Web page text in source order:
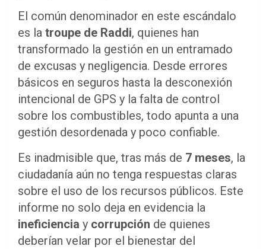
El común denominador en este escándalo
es la troupe de Raddi, quienes han
transformado la gestión en un entramado
de excusas y negligencia. Desde errores
básicos en seguros hasta la desconexión
intencional de GPS y la falta de control
sobre los combustibles, todo apunta a una
gestión desordenada y poco confiable.
Es inadmisible que, tras más de 7 meses, la
ciudadanía aún no tenga respuestas claras
sobre el uso de los recursos públicos. Este
informe no solo deja en evidencia la
ineficiencia y corrupción de quienes
deberían velar por el bienestar del